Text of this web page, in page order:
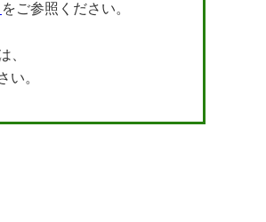
をご参照ください。
、
い。